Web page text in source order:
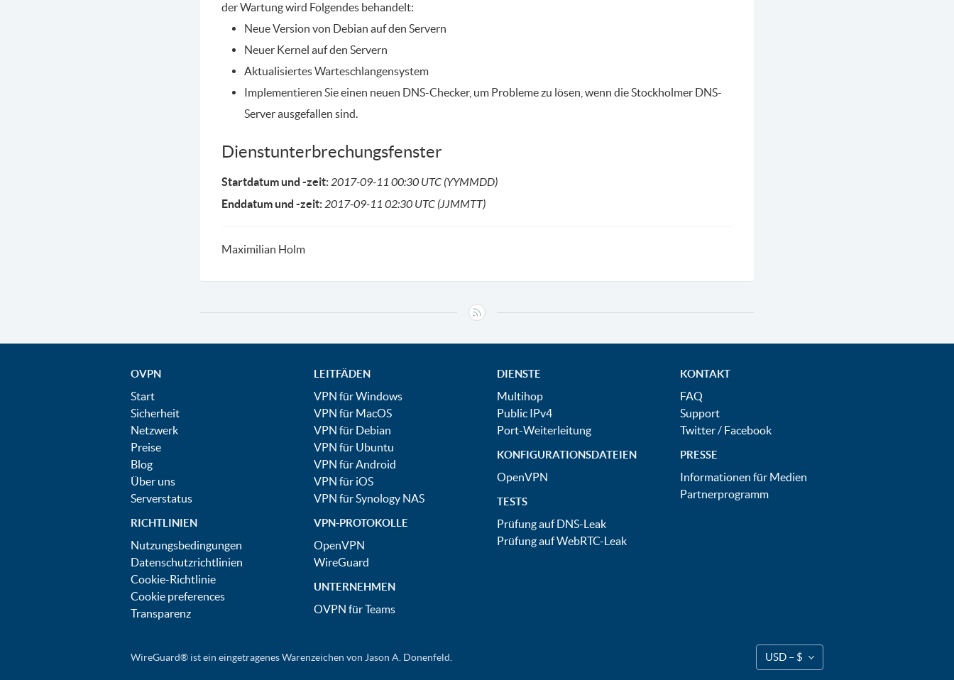
der Wartung wird Folgendes behandelt:
Neue Version von Debian auf den Servern
Neuer Kernel auf den Servern
Aktualisiertes Warteschlangensystem
Implementieren Sie einen neuen DNS-Checker, um Probleme zu lösen, wenn die Stockholmer DNS-
Server ausgefallen sind.
Dienstunterbrechungsfenster
Startdatum und -zeit:2017-09-11 00:30 UTC (YYMMDD)
Enddatum und -zeit:2017-09-11 02:30 UTC (JJMMTT)
Maximilian Holm
OVPN
Start
Sicherheit
Netzwerk
Preise
Blog
Über uns
Serverstatus
RICHTLINIEN
Nutzungsbedingungen
Datenschutzrichtlinien
Cookie-Richtlinie
Cookie preferences
Transparenz
LEITFÄDEN
VPN für Windows
VPN für MacOS
VPN für Debian
VPN für Ubuntu
VPN für Android
VPN für iOS
VPN für Synology NAS
VPN-PROTOKOLLE
OpenVPN
WireGuard
UNTERNEHMEN
OVPN für Teams
DIENSTE
Multihop
Public IPv4
Port-Weiterleitung
KONFIGURATIONSDATEIEN
OpenVPN
TESTS
Prüfung auf DNS-Leak
Prüfung auf WebRTC-Leak
KONTAKT
FAQ
Support
Twitter/ Facebook
PRESSE
Informationen für Medien
Partnerprogramm
WireGuard® ist ein eingetragenes Warenzeichen von Jason A. Donenfeld. USD – $